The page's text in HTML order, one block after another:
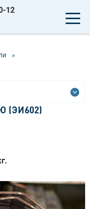
12
»
(ЭИ602)